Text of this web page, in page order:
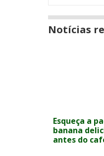
Notícias
Esqueça a
banana
antes do